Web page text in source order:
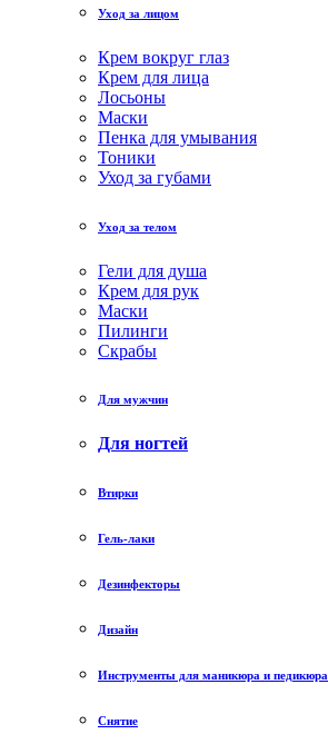
Уход за лицом
Крем вокруг глаз
Крем для лица
Лосьоны
Маски
Пенка для умывания
Тоники
Уход за губами
Уход за телом
Гели для душа
Крем для рук
Маски
Пилинги
Скрабы
Для мужчин
Для ногтей
Втирки
Гель-лаки
Дезинфекторы
Дизайн
Инструменты для маникюра и педикюра
Снятие